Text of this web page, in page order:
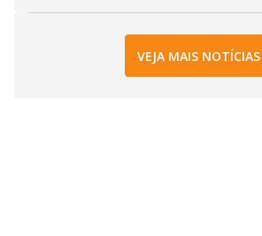
VEJA MAIS NOTÍCIAS